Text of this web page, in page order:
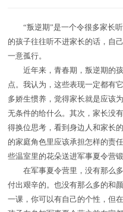
“叛逆期”是一个令很多家长听
的孩子往往听不进家长的话，自
一意孤行。
近年来，青春期，叛逆期的孩
点。我认为，这些表现一定都有
多娇生惯养，觉得家长就是应该
无条件的给什么。其次，家长没
得换位思考，看到身边人和家长
的家庭角色里应该承担怎样的责
些温室里的花朵送进军事夏令营锻
在军事夏令营里，没有那么多
付出艰辛的。也没有那么多的和
一课，你可以有自己的个性，但